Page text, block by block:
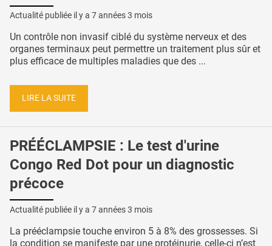
Actualité publiée il y a 7 années 3 mois
Un contrôle non invasif ciblé du système nerveux et des
organes terminaux peut permettre un traitement plus sûr et
plus efficace de multiples maladies que des ...
LIRE LA SUITE
PRÉÉCLAMPSIE : Le test d'urine
Congo Red Dot pour un diagnostic
précoce
Actualité publiée il y a 7 années 3 mois
La prééclampsie touche environ 5 à 8% des grossesses. Si
la condition se manifeste par une protéinurie, celle-ci n’est